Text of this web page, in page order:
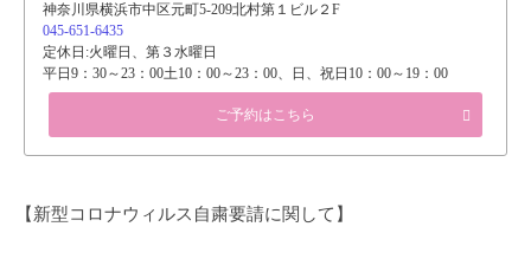
神奈川県横浜市中区元町5-209北村第１ビル２F
045-651-6435
定休日:火曜日、第３水曜日
平日9：30～23：00土10：00～23：00、日、祝日10：00～19：00
ご予約はこちら
【新型コロナウィルス自粛要請に関して】